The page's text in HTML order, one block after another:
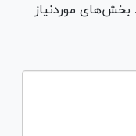
موردنیاز